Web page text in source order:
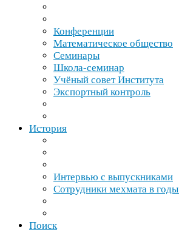
Конференции
Математическое общество
Семинары
Школа-​семинар
Учёный совет Института
Экспортный контроль
История
Интервью с выпускниками
Сотрудники мехмата в годы
Поиск